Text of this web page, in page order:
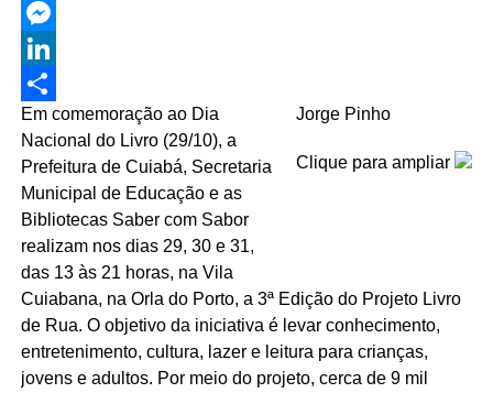
Twitter
Messenger
LinkedIn
Share
Jorge Pinho
Clique para ampliar
Em comemoração ao Dia
Nacional do Livro (29/10), a
Prefeitura de Cuiabá, Secretaria
Municipal de Educação e as
Bibliotecas Saber com Sabor
realizam nos dias 29, 30 e 31,
das 13 às 21 horas, na Vila
Cuiabana, na Orla do Porto, a 3ª Edição do Projeto Livro
de Rua. O objetivo da iniciativa é levar conhecimento,
entretenimento, cultura, lazer e leitura para crianças,
jovens e adultos. Por meio do projeto, cerca de 9 mil